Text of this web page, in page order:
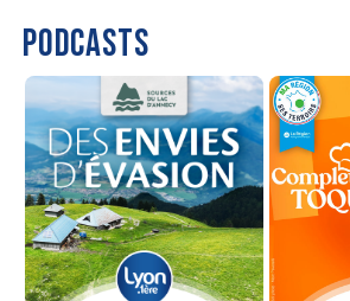
PODCASTS